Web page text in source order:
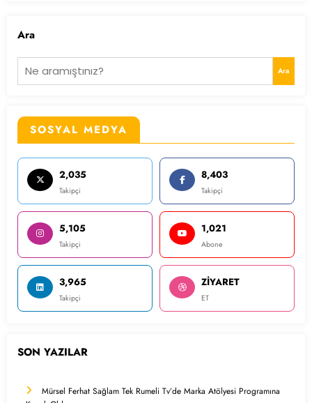
Ara
Ara
SOSYAL MEDYA
2,035
Takipçi
8,403
Takipçi
5,105
Takipçi
1,021
Abone
3,965
Takipçi
ZİYARET
ET
SON YAZILAR
Mürsel Ferhat Sağlam Tek Rumeli Tv’de Marka Atölyesi Programına